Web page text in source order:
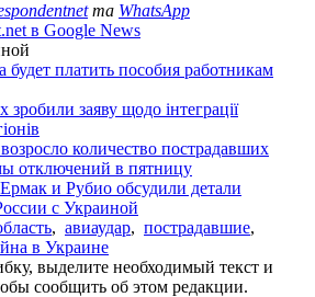
та WhatsApp
в Google News
платить пособия работникам
заяву щодо інтеграції
количество пострадавших
отключений в пятницу
и Рубио обсудили детали
с Украиной
, авиаудар, пострадавшие,
в Украине
выделите необходимый текст и
сообщить об этом редакции.